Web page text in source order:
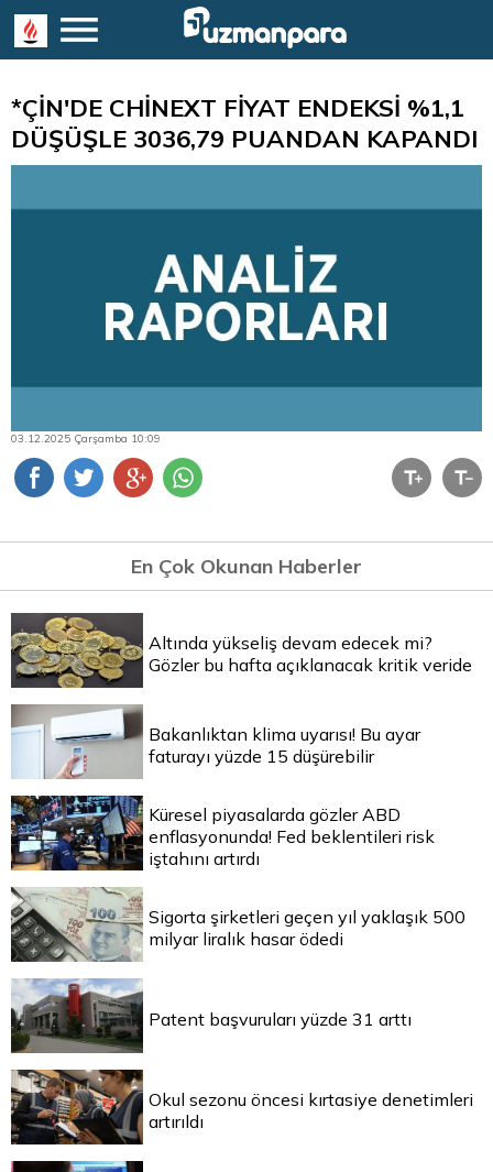
*ÇİN'DE CHİNEXT FİYAT ENDEKSİ %1,1
DÜŞÜŞLE 3036,79 PUANDAN KAPANDI
03.12.2025 Çarşamba 10:09
En Çok Okunan Haberler
Altında yükseliş devam edecek mi?
Gözler bu hafta açıklanacak kritik veride
Bakanlıktan klima uyarısı! Bu ayar
faturayı yüzde 15 düşürebilir
Küresel piyasalarda gözler ABD
enflasyonunda! Fed beklentileri risk
iştahını artırdı
Sigorta şirketleri geçen yıl yaklaşık 500
milyar liralık hasar ödedi
Patent başvuruları yüzde 31 arttı
Okul sezonu öncesi kırtasiye denetimleri
artırıldı